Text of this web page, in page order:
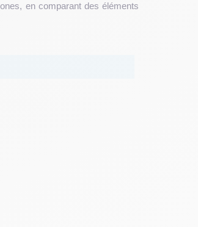
en comparant des éléments